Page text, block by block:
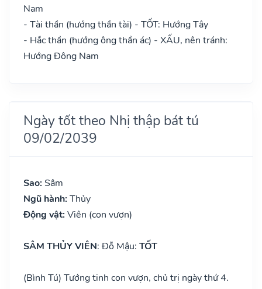
Nam
- Tài thần (hướng thần tài) - TỐT: Hướng Tây
- Hắc thần (hướng ông thần ác) - XẤU, nên tránh:
Hướng Đông Nam
Ngày tốt theo Nhị thập bát tú
09/02/2039
Sao: Sâm
Ngũ hành: Thủy
Động vật: Viên (con vượn)
SÂM THỦY VIÊN: Đỗ Mậu: TỐT
(Bình Tú) Tướng tinh con vượn, chủ trị ngày thứ 4.